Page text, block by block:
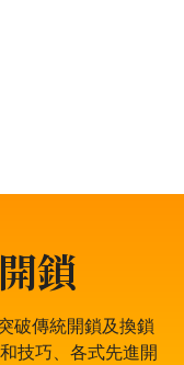
鎖
破傳統開鎖及換鎖
技巧、各式先進開